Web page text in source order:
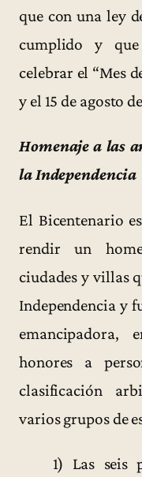
que con una ley
cumplido y
celebrar el “Mes
y el 15 de agosto
Homenaje a las
la Independencia
El Bicentenario
rendir un
ciudades y villas
Independencia y
emancipadora,
honores a
clasificación
varios grupos de
1) Las seis